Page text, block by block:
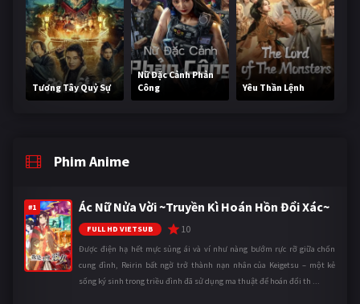
Tương Tây Quỷ Sự
Nữ Đặc Cảnh Phản
Công
Yêu Thần Lệnh
Phim Anime
#1 Ác Nữ Nửa Vời ~Truyền Kì Hoán Hồn Đổi Xác~
FULL HD VIETSUB 10
Được điện hạ hết mực sủng ái và ví như nàng bướm rực rỡ giữa chốn
cung đình, Reirin bất ngờ trở thành nạn nhân của Keigetsu – một kẻ
sống ký sinh trong triều đình đã sử dụng ma thuật để hoán đổi th ...